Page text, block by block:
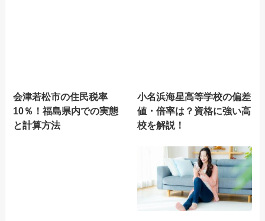
会津若松市の住民税率
10％！福島県内での実態
と計算方法
小名浜海星高等学校の偏差
値・倍率は？資格に強い高
校を解説！